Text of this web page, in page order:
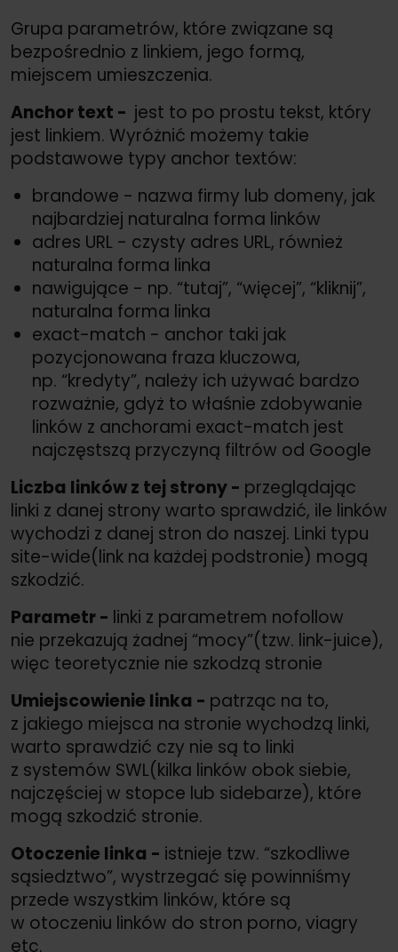
Grupa parametrów, które związane są
bezpośrednio z linkiem, jego formą,
miejscem umieszczenia.
Anchor text - jest to po prostu tekst, który
jest linkiem. Wyróżnić możemy takie
podstawowe typy anchor textów:
brandowe - nazwa firmy lub domeny, jak
najbardziej naturalna forma linków
adres URL - czysty adres URL, również
naturalna forma linka
nawigujące - np. “tutaj”, “więcej”, “kliknij”,
naturalna forma linka
exact-match - anchor taki jak
pozycjonowana fraza kluczowa,
np. “kredyty”, należy ich używać bardzo
rozważnie, gdyż to właśnie zdobywanie
linków z anchorami exact-match jest
najczęstszą przyczyną filtrów od Google
Liczba linków z tej strony - przeglądając
linki z danej strony warto sprawdzić, ile linków
wychodzi z danej stron do naszej. Linki typu
site-wide(link na każdej podstronie) mogą
szkodzić.
Parametr - linki z parametrem nofollow
nie przekazują żadnej “mocy”(tzw. link-juice),
więc teoretycznie nie szkodzą stronie
Umiejscowienie linka - patrząc na to,
z jakiego miejsca na stronie wychodzą linki,
warto sprawdzić czy nie są to linki
z systemów SWL(kilka linków obok siebie,
najczęściej w stopce lub sidebarze), które
mogą szkodzić stronie.
Otoczenie linka - istnieje tzw. “szkodliwe
sąsiedztwo”, wystrzegać się powinniśmy
przede wszystkim linków, które są
w otoczeniu linków do stron porno, viagry
etc.